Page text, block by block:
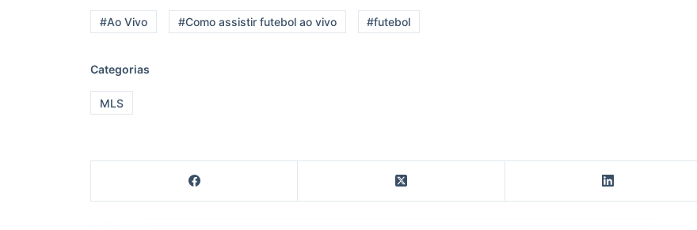
#Ao Vivo #Como assistir futebol ao vivo #futebol
Categorias
MLS